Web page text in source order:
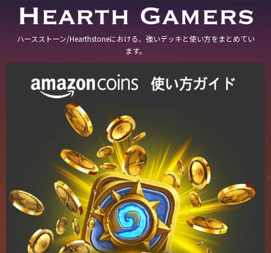
ハースストーン/Hearthstoneにおける、強いデッキと使い方をまとめてい
ます。